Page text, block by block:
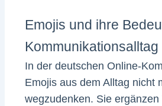
Emojis und ihre
Kommunikationsalltag
In der deutschen Online-
Emojis aus dem Alltag nicht
wegzudenken. Sie ergänzen